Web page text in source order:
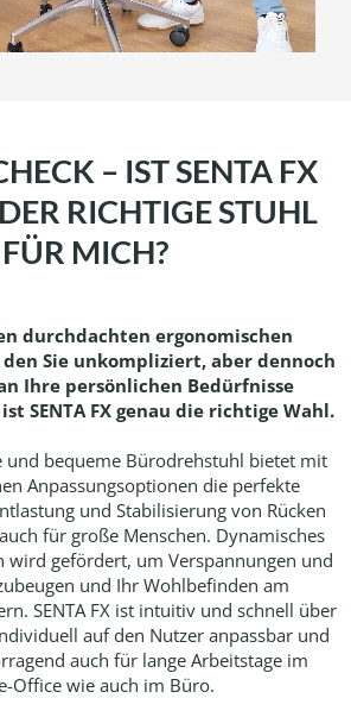
– IST SENTA FX
RICHTIGE STUHL
FÜR MICH?
durchdachten ergonomischen
Sie unkompliziert, aber dennoch
Ihre persönlichen Bedürfnisse
SENTA FX genau die richtige Wahl.
und bequeme Bürodrehstuhl bietet mit
Anpassungsoptionen die perfekte
und Stabilisierung von Rücken
für große Menschen. Dynamisches
wird gefördert, um Verspannungen und
und Ihr Wohlbefinden am
SENTA FX ist intuitiv und schnell über
auf den Nutzer anpassbar und
auch für lange Arbeitstage im
Office wie auch im Büro.